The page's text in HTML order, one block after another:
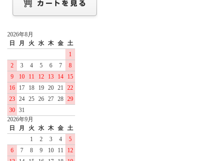
2026年8月
日
月 火 水 木 金 土
1
2
3 4 5 6 7
8
9
10 11 12 13 14
15
16
17 18 19 20 21
22
23 24 25 26 27 28 29
30 31
2026年9月
日
月 火 水 木 金 土
1
2 3 4
5
6
7 8 9 10 11
12